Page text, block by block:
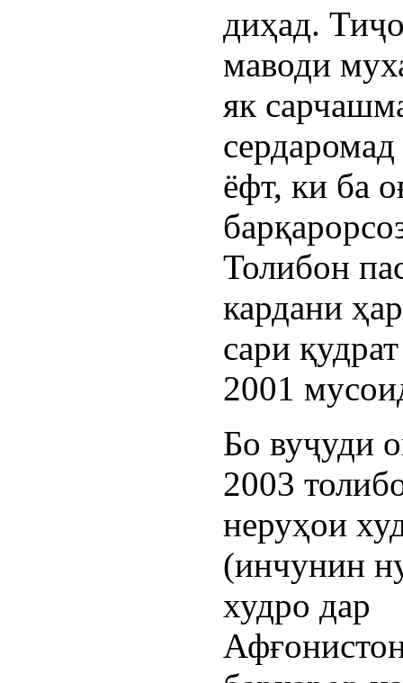
диҳад.
маводи
як
ёфт, ки ба
Толибон
кардани
сари
2001
Бо вуҷуди
2003
неруҳои
(инчунин
худро дар